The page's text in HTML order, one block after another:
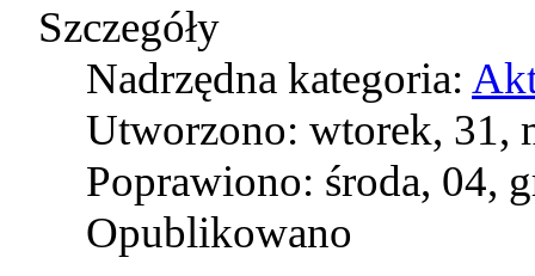
Szczegóły
Nadrzędna kategoria:
Utworzono: wtorek, 31,
Poprawiono: środa, 04,
Opublikowano